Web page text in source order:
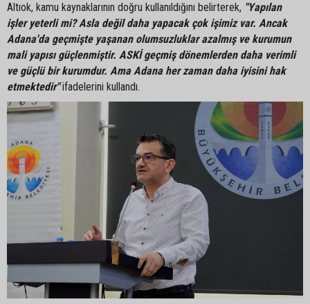
Altıok, kamu kaynaklarının doğru kullanıldığını belirterek, "Yapılan
işler yeterli mi? Asla değil daha yapacak çok işimiz var. Ancak
Adana'da geçmişte yaşanan olumsuzluklar azalmış ve kurumun
mali yapısı güçlenmiştir. ASKİ geçmiş dönemlerden daha verimli
ve güçlü bir kurumdur. Ama Adana her zaman daha iyisini hak
etmektedir"ifadelerini kullandı.